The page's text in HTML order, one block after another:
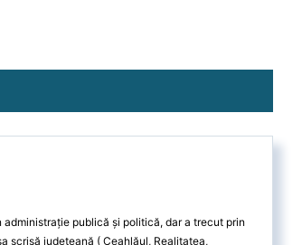
publică și politică, dar a trecut prin
scrisă județeană ( Ceahlăul, Realitatea,